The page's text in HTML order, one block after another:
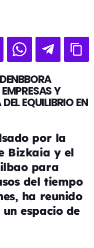
Y
EQUILIBRIO EN
por la
Bizkaia y el
para
del tiempo
ha reunido
espacio de